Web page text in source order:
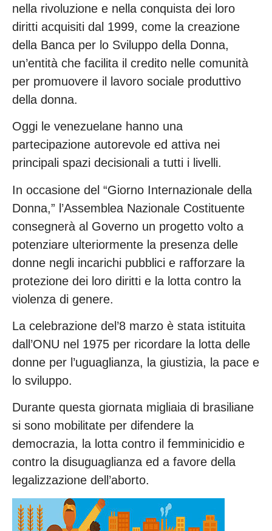
nella rivoluzione e nella conquista dei loro
diritti acquisiti dal 1999, come la creazione
della Banca per lo Sviluppo della Donna,
un’entità che facilita il credito nelle comunità
per promuovere il lavoro sociale produttivo
della donna.
Oggi le venezuelane hanno una
partecipazione autorevole ed attiva nei
principali spazi decisionali a tutti i livelli.
In occasione del “Giorno Internazionale della
Donna,” l’Assemblea Nazionale Costituente
consegnerà al Governo un progetto volto a
potenziare ulteriormente la presenza delle
donne negli incarichi pubblici e rafforzare la
protezione dei loro diritti e la lotta contro la
violenza di genere.
La celebrazione del’8 marzo è stata istituita
dall’ONU nel 1975 per ricordare la lotta delle
donne per l’uguaglianza, la giustizia, la pace e
lo sviluppo.
Durante questa giornata migliaia di brasiliane
si sono mobilitate per difendere la
democrazia, la lotta contro il femminicidio e
contro la disuguaglianza ed a favore della
legalizzazione dell’aborto.